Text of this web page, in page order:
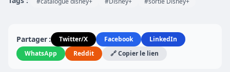
Partager : Twitter/X Facebook
LinkedIn
WhatsApp
Reddit 🔗 Copier le lien